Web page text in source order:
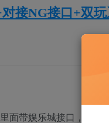
接NG接口+双
面带娱乐城接口，自己